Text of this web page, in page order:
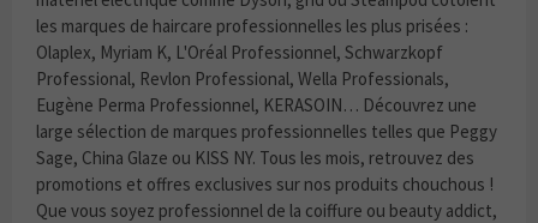
les marques de haircare professionnelles les plus prisées :
Olaplex, Myriam K, L'Oréal Professionnel, Schwarzkopf
Professional, Revlon Professional, Wella Professionals,
Eugène Perma Professionnel, KERASOIN… Découvrez une
large sélection de marques professionnelles telles que Peggy
Sage, China Glaze ou KISS NY. Tous les mois, retrouvez des
promotions et offres exclusives sur nos produits chouchous !
Que vous soyez professionnel de la coiffure ou beauty addict,